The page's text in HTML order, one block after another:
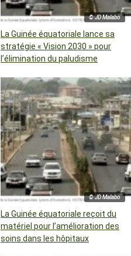
© JD Malabo
La Guinée équatoriale lance sa
stratégie « Vision 2030 » pour
l’élimination du paludisme
© JD Malabo
La Guinée équatoriale reçoit du
matériel pour l’amélioration des
soins dans les hôpitaux